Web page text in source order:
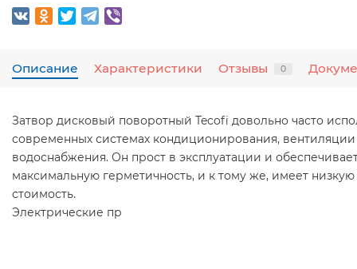
Описание Характеристики Отзывы 0
Затвор дисковый поворотный Tecofi довольно часто
современных системах кондиционирования,
водоснабжения. Он прост в эксплуатации и
максимальную герметичность, и к тому же, имеет низкую
стоимость.
Электрические пр